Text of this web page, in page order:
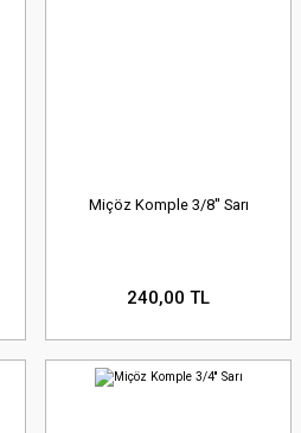
Miçöz Komple 3/8'' Sarı
240,00 TL